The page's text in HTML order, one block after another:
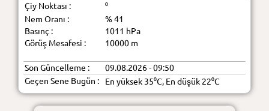
Çiy Noktası :
⁰
Nem Oranı :
% 41
Basınç :
1011 hPa
Görüş Mesafesi :
10000 m
Son Güncelleme :
09.08.2026 - 09:50
Geçen Sene Bugün :
En yüksek 35⁰C, En düşük 22⁰C